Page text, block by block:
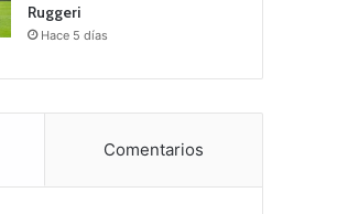
Ruggeri
Hace 5 días
Comentarios